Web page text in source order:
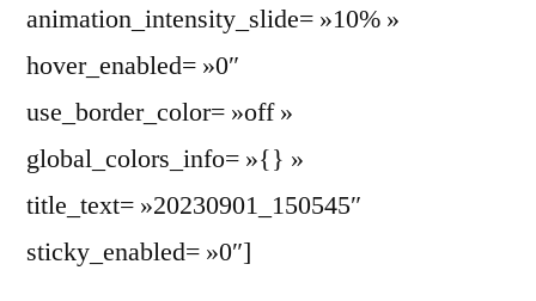
animation_intensity_slide= »10% »
hover_enabled= »0″
use_border_color= »off »
global_colors_info= »{} »
title_text= »20230901_150545″
sticky_enabled= »0″]